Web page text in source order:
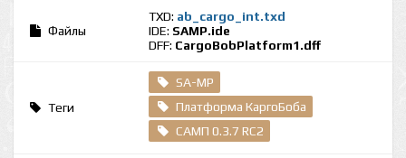
Файлы
TXD: ab_cargo_int.txd
IDE: SAMP.ide
DFF: CargoBobPlatform1.dff
Теги
SA-MP
Платформа КаргоБоба
САМП 0.3.7 RC2